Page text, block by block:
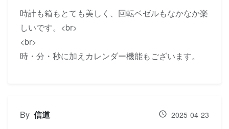
時計も箱もとても美しく、回転ベゼルもなかなか楽
しいです。<br>
<br>
時・分・秒に加えカレンダー機能もございます。
By 信道 2025-04-23